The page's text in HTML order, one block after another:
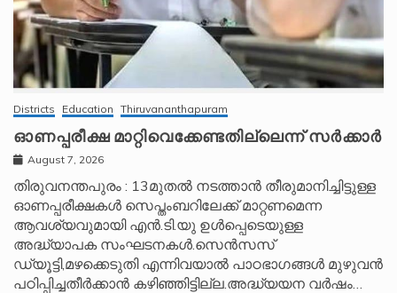
Districts Education Thiruvananthapuram
ഓണപ്പരീക്ഷ മാറ്റിവെക്കേണ്ടതില്ലെന്ന് സർക്കാർ
August 7, 2026
തിരുവനന്തപുരം : 13മുതൽ നടത്താൻ തീരുമാനിച്ചിട്ടുള്ള
ഓണപ്പരീക്ഷകൾ സെപ്തംബറിലേക്ക് മാറ്റണമെന്ന
ആവശ്യവുമായി എൻ.ടി.യു ഉൾപ്പെടെയുള്ള
അദ്ധ്യാപക സംഘടനകൾ.സെൻസസ്
ഡ്യൂട്ടി,മഴക്കെടുതി എന്നിവയാൽ പാഠഭാഗങ്ങൾ മുഴുവൻ
പഠിപ്പിച്ചതീർക്കാൻ കഴിഞ്ഞിട്ടില്ല.അദ്ധ്യയന വർഷം…